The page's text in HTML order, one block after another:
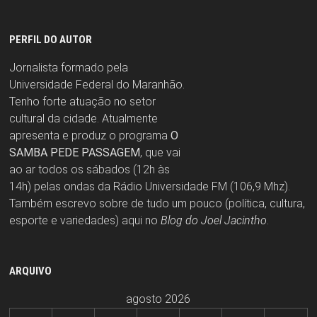
PERFIL DO AUTOR
Jornalista formado pela
Universidade Federal do Maranhão.
Tenho forte atuação no setor
cultural da cidade. Atualmente
apresenta e produz o programa O
SAMBA PEDE PASSAGEM, que vai
ao ar todos os sábados (12h às
14h) pelas ondas da Rádio Universidade FM (106,9 Mhz).
Também escrevo sobre de tudo um pouco (política, cultura,
esporte e variedades) aqui no Blog do Joel Jacintho.
ARQUIVO
agosto 2026